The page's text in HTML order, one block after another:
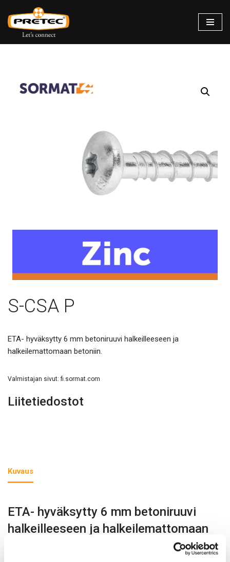
Siirry
suoraan
S-CSA P
ETA- hyväksytty 6 mm betoniruuvi halkeilleeseen ja
halkeilemattomaan betoniin.
Valmistajan sivut:fi.sormat.com
Liitetiedostot
Kuvaus
ETA- hyväksytty 6 mm betoniruuvi
halkeilleeseen ja halkeilemattomaan